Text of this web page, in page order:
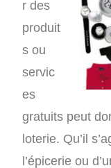
r des
produit
s ou
servic
es
gratuits peut
loterie. Qu’il
l’épicerie ou